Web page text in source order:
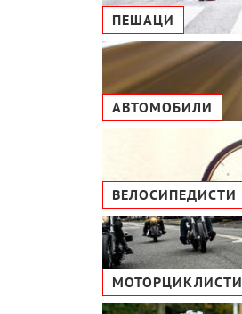
ПЕШАЦИ
АВТОМОБИЛИ
ВЕЛОСИПЕДИСТИ
МОТОРЦИКЛИСТИ